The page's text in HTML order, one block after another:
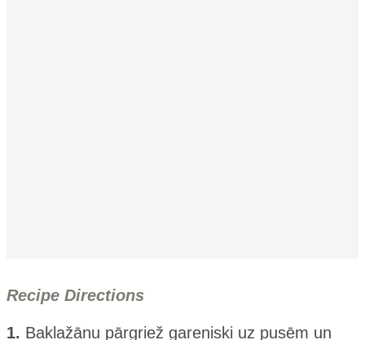
Recipe Directions
1. Baklažānu pārgriež gareniski uz pusēm un